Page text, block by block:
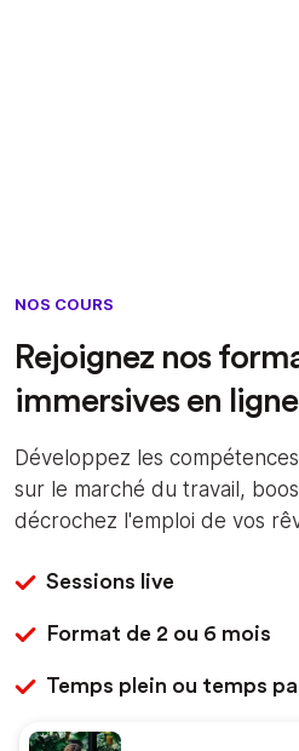
NOS COURS
Rejoignez nos
immersives en ligne
Développez les
sur le marché du travail,
décrochez l'emploi de vos
Sessions live
Format de 2 ou 6 mois
Temps plein ou temps